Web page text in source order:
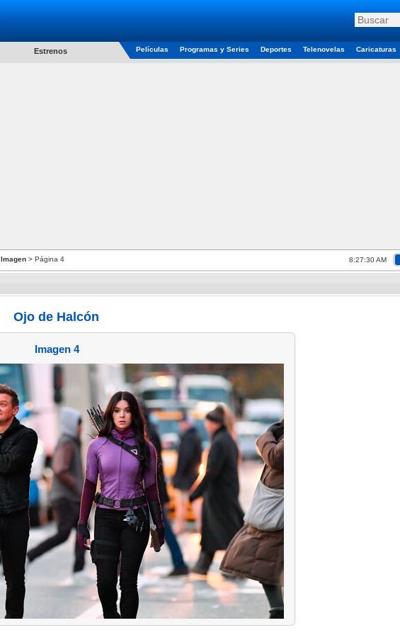
Estrenos Películas Programas y Series Deportes Telenovelas Caricaturas
Imagen > Página 4 8:27:30 AM
Ojo de Halcón
Imagen 4